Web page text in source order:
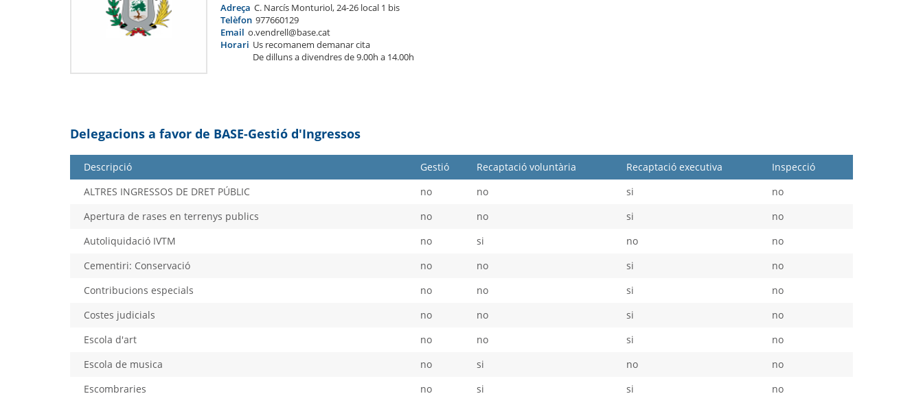
Adreça C. Narcís Monturiol, 24-26 local 1 bis
Telèfon 977660129
Email o.vendrell@base.cat
Horari Us recomanem demanar cita
De dilluns a divendres de 9.00h a 14.00h
Delegacions a favor de BASE-Gestió d'Ingressos
Descripció Gestió Recaptació voluntària Recaptació executiva
Inspecció
ALTRES INGRESSOS DE DRET PÚBLIC
no no si
no
Apertura de rases en terrenys publics
no no si
no
Autoliquidació IVTM
no si no
no
Cementiri: Conservació
no no si
no
Contribucions especials
no no si
no
Costes judicials
no no si
no
Escola d'art
no no si
no
Escola de musica
no si no
no
Escombraries
no si si
no